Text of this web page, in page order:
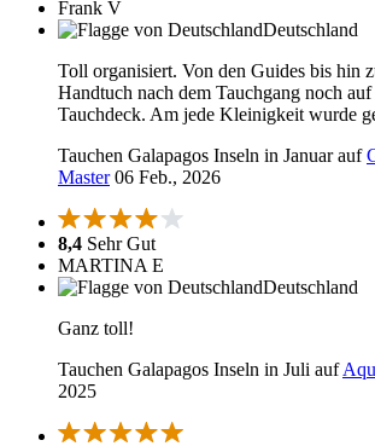
Frank V
Deutschland
Toll organisiert. Von den Guides bis hin
Handtuch nach dem Tauchgang noch auf
Tauchdeck. Am jede Kleinigkeit wurde
Tauchen Galapagos Inseln in Januar auf
Master 06 Feb., 2026
8,4 Sehr Gut
MARTINA E
Deutschland
Ganz toll!
Tauchen Galapagos Inseln in Juli auf
2025